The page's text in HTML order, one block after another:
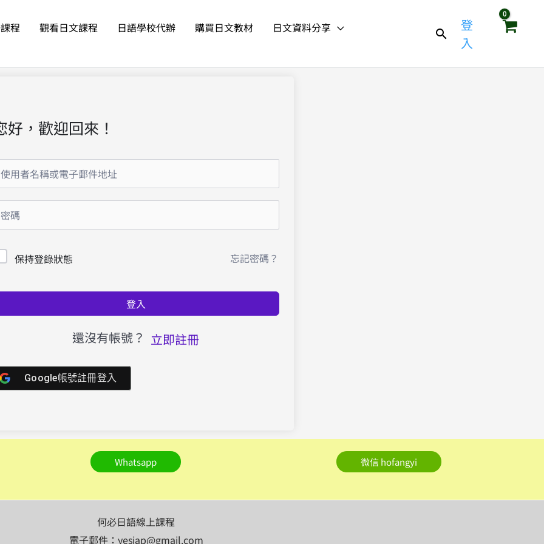
程 觀看日文課程 日語學校代辦 購買日文教材
日文資料分享
登
入
好，歡迎回來！
保持登錄狀態 忘記密碼？
登入
還沒有帳號？ 立即註冊
Google帳號註冊登入
Whatsapp 微信 hofangyi
何必日語線上課程
電子郵件：yesjap@gmail.com